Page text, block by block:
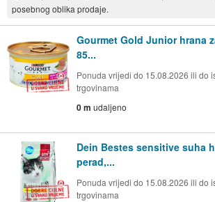
posebnog oblika prodaje.
Gourmet Gold Junior hrana
85...
Ponuda vrijedi do 15.08.2026 ili do
trgovinama
0 m udaljeno
Dein Bestes sensitive suha
perad,...
Ponuda vrijedi do 15.08.2026 ili do
trgovinama